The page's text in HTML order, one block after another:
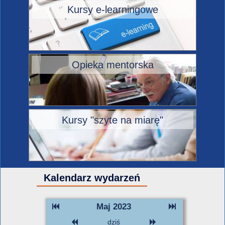
Kursy e-learningowe
Opieka mentorska
Kursy "szyte na miarę"
Kalendarz wydarzeń
Maj 2023
dziś